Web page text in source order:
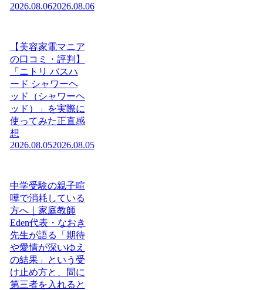
2026.08.062026.08.06
【美容家電マニア
の口コミ・評判】
「ニトリ バスハ
ード シャワーヘ
ッド（シャワーヘ
ッド）」を実際に
使ってみた正直感
想
2026.08.052026.08.05
中学受験の親子喧
嘩で消耗している
方へ｜家庭教師
Eden代表・なおき
先生が語る「期待
や愛情が深いゆえ
の結果」という受
け止め方と、間に
第三者を入れると